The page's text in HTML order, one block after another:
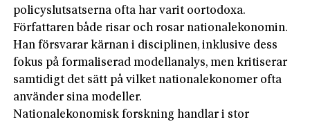
policyslutsatserna ofta har varit oortodoxa.
Författaren både risar och rosar nationalekonomin.
Han försvarar kärnan i disciplinen, inklusive dess
fokus på formaliserad modellanalys, men kritiserar
samtidigt det sätt på vilket nationalekonomer ofta
använder sina modeller.
Nationalekonomisk forskning handlar i stor